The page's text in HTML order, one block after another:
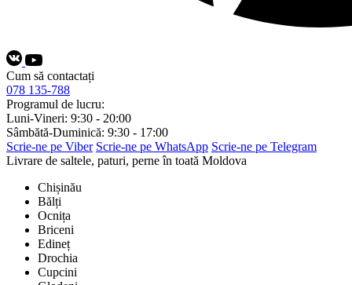
Cum să contactați
078 135-788
Programul de lucru:
Luni-Vineri: 9:30 - 20:00
Sâmbătă-Duminică: 9:30 - 17:00
Scrie-ne pe Viber Scrie-ne pe WhatsApp Scrie-ne pe Telegram
Livrare de saltele, paturi, perne în toată Moldova
Chișinău
Bălți
Ocnița
Briceni
Edineț
Drochia
Cupcini